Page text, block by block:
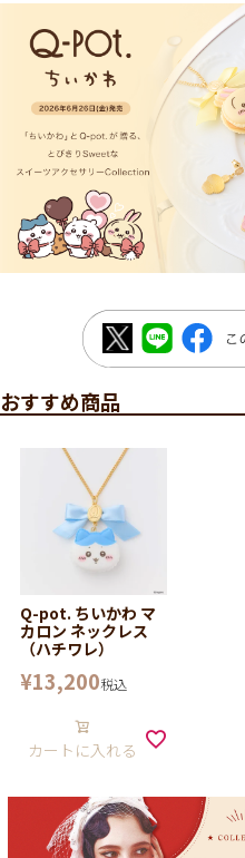
おすすめ商品
Q-pot. ちいかわ マ
カロン ネックレス
（ハチワレ）
¥13,200税込
カートに入れる